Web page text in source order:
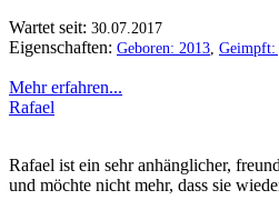
Wartet seit: 30.07.2017
Eigenschaften: Geboren: 2013 Geimpft:
Mehr erfahren...
Rafael
Rafael ist ein sehr anhänglicher,
und möchte nicht mehr, dass sie